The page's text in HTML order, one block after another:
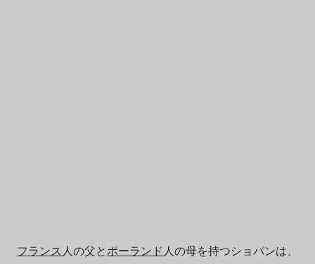
フランス人の父とポーランド人の母を持つショパンは、